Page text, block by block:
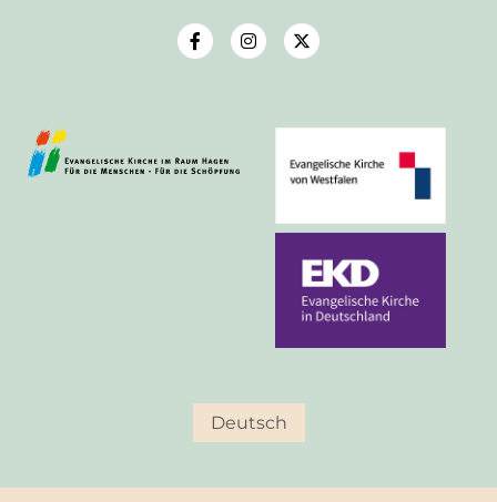
Deutsch